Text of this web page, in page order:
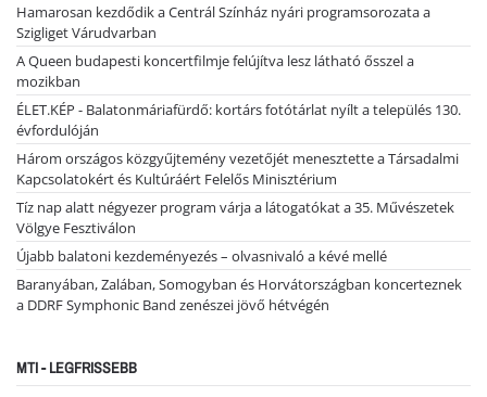
Hamarosan kezdődik a Centrál Színház nyári programsorozata a
Szigliget Várudvarban
A Queen budapesti koncertfilmje felújítva lesz látható ősszel a
mozikban
ÉLET.KÉP - Balatonmáriafürdő: kortárs fotótárlat nyílt a település 130.
évfordulóján
Három országos közgyűjtemény vezetőjét menesztette a Társadalmi
Kapcsolatokért és Kultúráért Felelős Minisztérium
Tíz nap alatt négyezer program várja a látogatókat a 35. Művészetek
Völgye Fesztiválon
Újabb balatoni kezdeményezés – olvasnivaló a kévé mellé
Baranyában, Zalában, Somogyban és Horvátországban koncerteznek
a DDRF Symphonic Band zenészei jövő hétvégén
MTI - LEGFRISSEBB